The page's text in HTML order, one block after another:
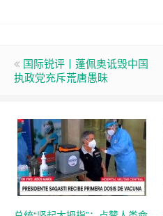
国际锐评丨蓬佩奥诋毁中国
执政党充斥荒唐愚昧